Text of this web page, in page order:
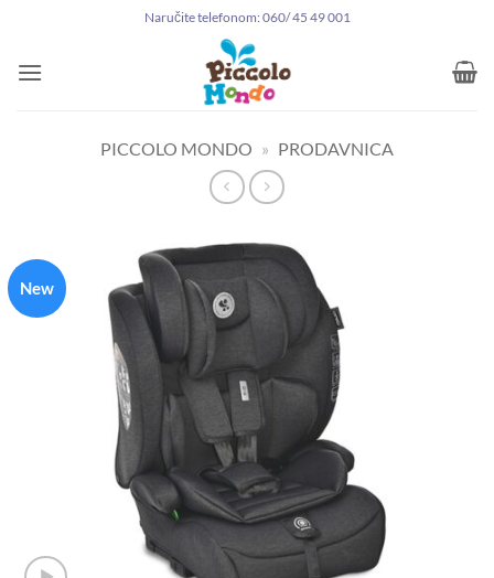
sadržaj
Naručite telefonom: 060/ 45 49 001
PICCOLO MONDO » PRODAVNICA
New